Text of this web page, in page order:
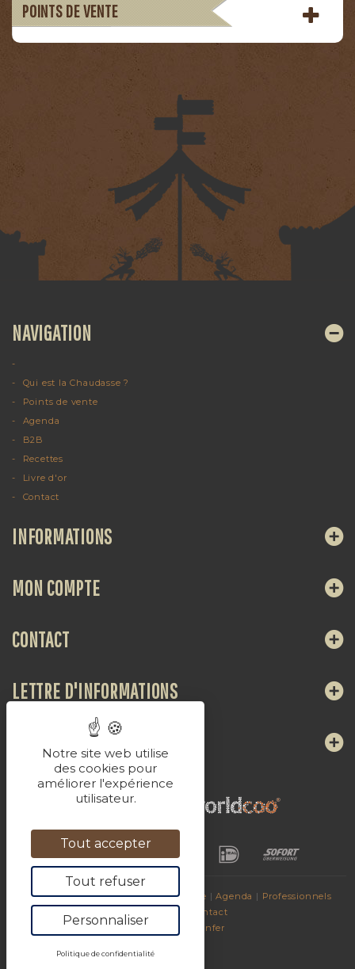
POINTS DE VENTE
NAVIGATION
Qui est la Chaudasse ?
Points de vente
Agenda
B2B
Recettes
Livre d'or
Contact
INFORMATIONS
© 2017Les Breuvages de La Chaudasse |Agenda | Professionnels
|
Contact
Propulsé par
Konfer
MON COMPTE
CONTACT
LETTRE D'INFORMATIONS
NOUS SUIVRE
Notre site web utilise
des cookies pour
améliorer l'expérience
utilisateur.
Tout accepter
Tout refuser
Personnaliser
Politique de confidentialité